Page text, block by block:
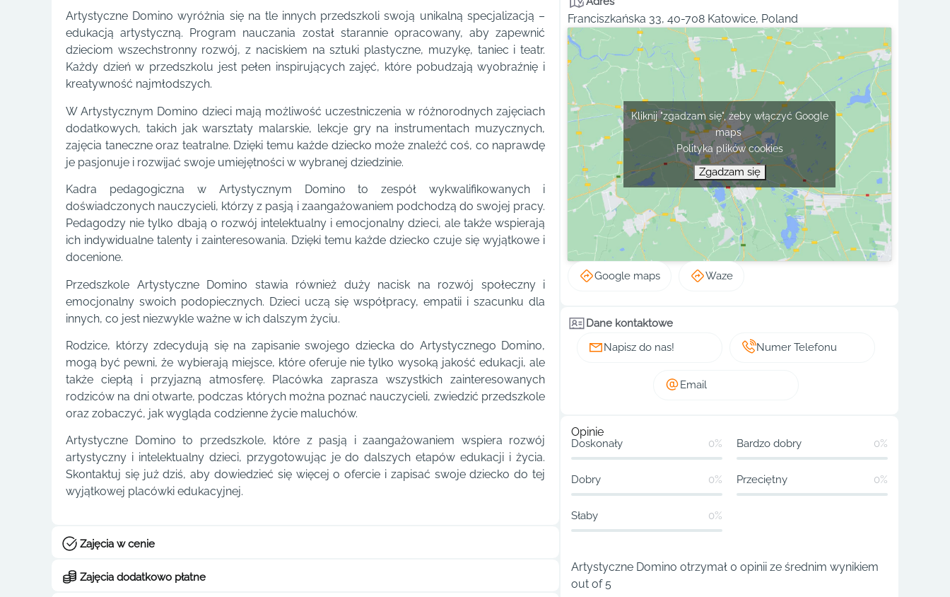
Artystyczne Domino wyróżnia się na tle innych przedszkoli swoją unikalną specjalizacją –
edukacją artystyczną. Program nauczania został starannie opracowany, aby zapewnić
dzieciom wszechstronny rozwój, z naciskiem na sztuki plastyczne, muzykę, taniec i teatr.
Każdy dzień w przedszkolu jest pełen inspirujących zajęć, które pobudzają wyobraźnię i
kreatywność najmłodszych.
W Artystycznym Domino dzieci mają możliwość uczestniczenia w różnorodnych zajęciach
dodatkowych, takich jak warsztaty malarskie, lekcje gry na instrumentach muzycznych,
zajęcia taneczne oraz teatralne. Dzięki temu każde dziecko może znaleźć coś, co naprawdę
je pasjonuje i rozwijać swoje umiejętności w wybranej dziedzinie.
Kadra pedagogiczna w Artystycznym Domino to zespół wykwalifikowanych i
doświadczonych nauczycieli, którzy z pasją i zaangażowaniem podchodzą do swojej pracy.
Pedagodzy nie tylko dbają o rozwój intelektualny i emocjonalny dzieci, ale także wspierają
ich indywidualne talenty i zainteresowania. Dzięki temu każde dziecko czuje się wyjątkowe i
docenione.
Przedszkole Artystyczne Domino stawia również duży nacisk na rozwój społeczny i
emocjonalny swoich podopiecznych. Dzieci uczą się współpracy, empatii i szacunku dla
innych, co jest niezwykle ważne w ich dalszym życiu.
Rodzice, którzy zdecydują się na zapisanie swojego dziecka do Artystycznego Domino,
mogą być pewni, że wybierają miejsce, które oferuje nie tylko wysoką jakość edukacji, ale
także ciepłą i przyjazną atmosferę. Placówka zaprasza wszystkich zainteresowanych
rodziców na dni otwarte, podczas których można poznać nauczycieli, zwiedzić przedszkole
oraz zobaczyć, jak wygląda codzienne życie maluchów.
Artystyczne Domino to przedszkole, które z pasją i zaangażowaniem wspiera rozwój
artystyczny i intelektualny dzieci, przygotowując je do dalszych etapów edukacji i życia.
Skontaktuj się już dziś, aby dowiedzieć się więcej o ofercie i zapisać swoje dziecko do tej
wyjątkowej placówki edukacyjnej.
Zajęcia w cenie
Zajęcia dodatkowo płatne
Franciszkańska 33, 40-708 Katowice, Poland
Kliknij "zgadzam się", żeby włączyć Google
maps
Polityka plików cookies
Zgadzam się
Google maps Waze
Dane kontaktowe
Napisz do nas!
Numer Telefonu
Email
Opinie
Doskonały 0% Bardzo dobry 0%
Dobry 0% Przeciętny 0%
Słaby 0%
Artystyczne Domino otrzymał 0 opinii ze średnim wynikiem
out of 5